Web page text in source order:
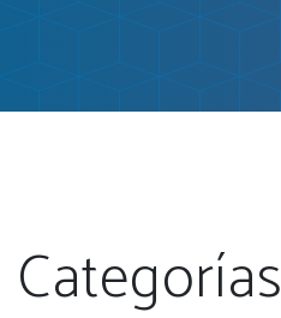
Categorías